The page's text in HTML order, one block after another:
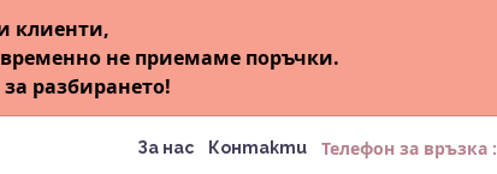
клиенти,
не приемаме поръчки.
разбирането!
За нас Контакти Телефон за връзка :